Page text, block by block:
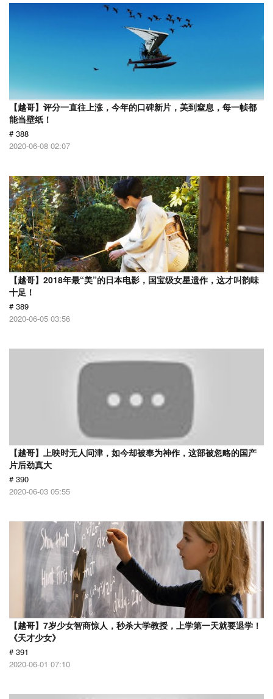
【越哥】评分一直往上涨，今年的口碑新片，美到窒息，每一帧都
能当壁纸！
# 388
2020-06-08 02:07
【越哥】2018年最“美”的日本电影，国宝级女星遗作，这才叫韵味
十足！
# 389
2020-06-05 03:56
【越哥】上映时无人问津，如今却被奉为神作，这部被忽略的国产
片后劲真大
# 390
2020-06-03 05:55
【越哥】7岁少女智商惊人，秒杀大学教授，上学第一天就要退学！
《天才少女》
# 391
2020-06-01 07:10